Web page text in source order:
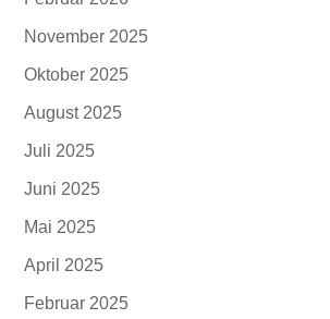
November 2025
Oktober 2025
August 2025
Juli 2025
Juni 2025
Mai 2025
April 2025
Februar 2025